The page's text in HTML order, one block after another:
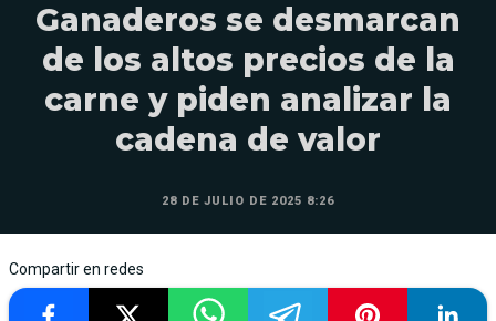
Ganaderos se desmarcan
de los altos precios de la
carne y piden analizar la
cadena de valor
28 DE JULIO DE 2025 8:26
Compartir en redes